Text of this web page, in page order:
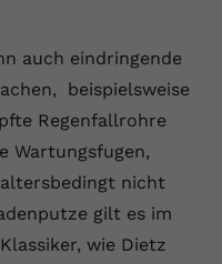
auch eindringende
beispielsweise
Regenfallrohre
Wartungsfugen,
nicht
gilt es im
wie Dietz